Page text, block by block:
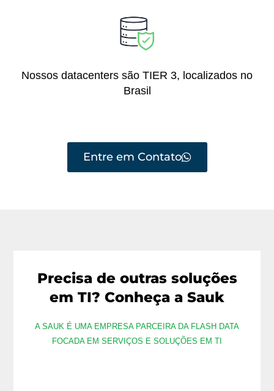
Nossos datacenters são TIER 3, localizados no
Brasil
Entre em Contato
Precisa de outras soluções
em TI? Conheça a Sauk
A SAUK É UMA EMPRESA PARCEIRA DA FLASH DATA
FOCADA EM SERVIÇOS E SOLUÇÕES EM TI